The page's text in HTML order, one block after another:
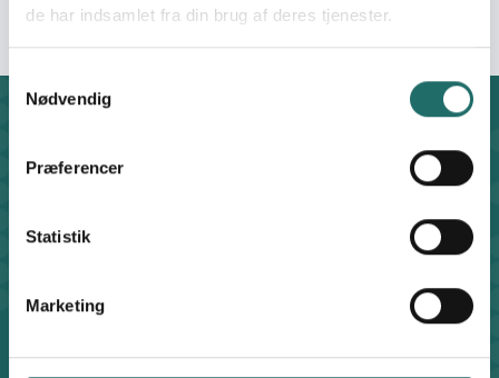
de har indsamlet fra din brug af deres tjenester.
Samtykkevalg
Nødvendig
Præferencer
Statistik
Marketing
For general enquiries, you can reach the secretariat on
cisu@cisu.dk
Shortcuts
Code of Conduct